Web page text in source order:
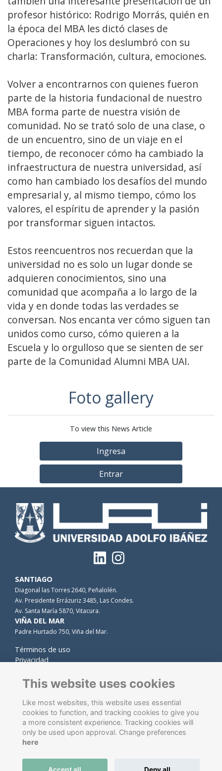
profesor histórico: Rodrigo Morrás, quién en
la época del MBA les dictó clases de
Operaciones y hoy los deslumbró con su
charla: Transformación, cultura, emociones.
Volver a encontrarnos con quienes fueron
parte de la historia fundacional de nuestro
MBA forma parte de nuestra visión de
comunidad. No se trató solo de una clase, o
de un encuentro, sino de un viaje en el
tiempo, de reconocer cómo ha cambiado la
infraestructura de nuestra universidad, así
como han cambiado los desafíos del mundo
empresarial y, al mismo tiempo, cómo los
valores, el espíritu de aprender y la pasión
por transformar siguen intactos.
Estos reencuentros nos recuerdan que la
universidad no es solo un lugar donde se
adquieren conocimientos, sino una
comunidad que acompaña a lo largo de la
vida y en donde todas las verdades se
conversan. Nos encanta ver cómo siguen tan
unidos como curso, cómo quieren a la
Escuela y lo orgulloso que se sienten de ser
parte de la Comunidad Alumni MBA UAI.
Foto gallery
To view this News Article
Ingresa
Entrar
SANTIAGO
Diagonal las Torres 2640, Peñalolén.
Av. Presidente Errázuriz 3485, Las Condes.
Av. Santa María 5870, Vitacura.
VIÑA DEL MAR
Padre Hurtado 750, Viña del Mar.
Términos de uso
Privacidad
Contacto
Software de gestión de antiguos alumnos energizado por
This website uses cookies
Like most websites, this website uses essential
cookies to function, and tracking cookies to give you
a more consistent experience. Tracking cookies will
only be used upon approval. Change preferences
here